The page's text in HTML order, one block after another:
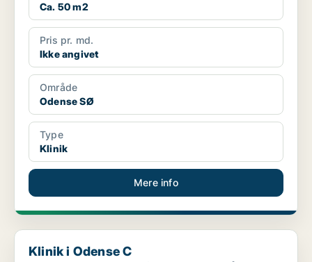
Ca. 50 m2
Pris pr. md.
Ikke angivet
Område
Odense SØ
Type
Klinik
Mere info
Klinik i Odense C
Klinik i Odense C